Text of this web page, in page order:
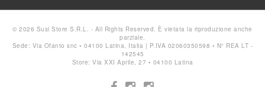
© 2026 Susi Store S.R.L. - All Rights Reserved. È vietata la riproduzione anche
parziale.
Sede: Via Ofanto snc • 04100 Latina, Italia | P.IVA 02060350598 • N° REA LT -
142545
Store: Via XXI Aprile, 27 • 04100 Latina